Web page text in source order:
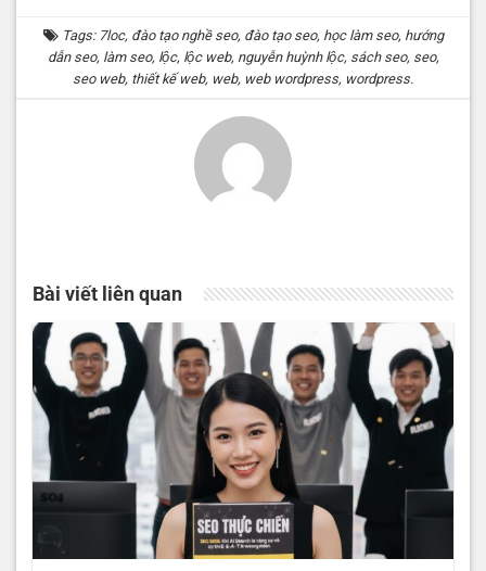
Tags: 7loc, đào tạo nghề seo, đào tạo seo, học làm seo, hướng
dẫn seo, làm seo, lộc, lộc web, nguyễn huỳnh lộc, sách seo, seo,
seo web, thiết kế web, web, web wordpress, wordpress.
Bài viết liên quan